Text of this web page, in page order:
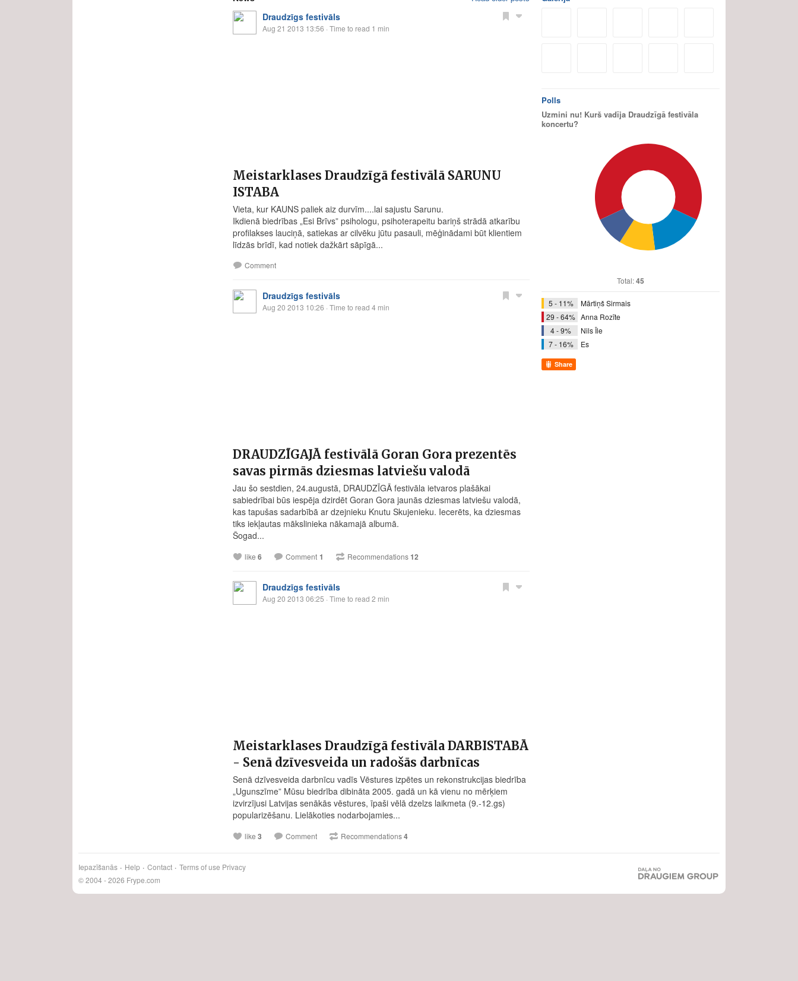
Draudzīgs festivāls
Aug 21 2013 13:56 · Time to read 1 min
Meistarklases Draudzīgā festivālā SARUNU
ISTABA
Vieta, kur KAUNS paliek aiz durvīm....lai sajustu Sarunu.
Ikdienā biedrības „Esi Brīvs” psihologu, psihoterapeitu bariņš strādā atkarību
profilakses lauciņā, satiekas ar cilvēku jūtu pasauli, mēģinādami būt klientiem
līdzās brīdī, kad notiek dažkārt sāpīgā...
Comment
Draudzīgs festivāls
Aug 20 2013 10:26 · Time to read 4 min
DRAUDZĪGAJĀ festivālā Goran Gora prezentēs
savas pirmās dziesmas latviešu valodā
Jau šo sestdien, 24.augustā, DRAUDZĪGĀ festivāla ietvaros plašākai
sabiedrībai būs iespēja dzirdēt Goran Gora jaunās dziesmas latviešu valodā,
kas tapušas sadarbībā ar dzejnieku Knutu Skujenieku. Iecerēts, ka dziesmas
tiks iekļautas mākslinieka nākamajā albumā.
Šogad...
like 6 Comment 1 Recommendations12
Draudzīgs festivāls
Aug 20 2013 06:25 · Time to read 2 min
Meistarklases Draudzīgā festivāla DARBISTABĀ
- Senā dzīvesveida un radošās darbnīcas
Senā dzīvesveida darbnīcu vadīs Vēstures izpētes un rekonstrukcijas biedrība
„Ugunszīme” Mūsu biedrība dibināta 2005. gadā un kā vienu no mērķiem
izvirzījusi Latvijas senākās vēstures, īpaši vēlā dzelzs laikmeta (9.-12.gs)
popularizēšanu. Lielākoties nodarbojamies...
like 3 Comment Recommendations4
Polls
Uzmini nu! Kurš vadīja Draudzīgā festivāla
koncertu?
Total:45
5 - 11%
Mārtiņš Sirmais
29 - 64% Anna Rozīte
4 - 9%
Nils Īle
7 - 16%
Es
Share
Iepazīšanās Help Contact Terms of use Privacy
© 2004 - 2026 Frype.com